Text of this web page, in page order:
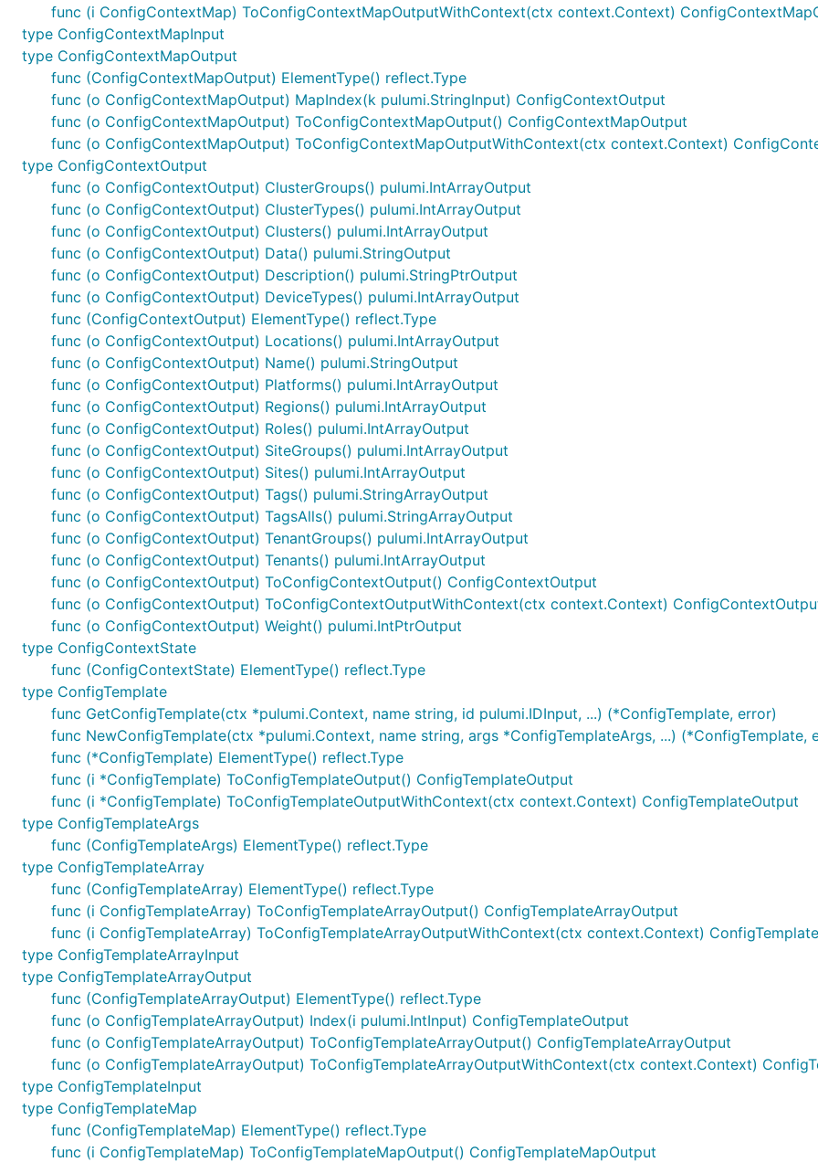
func (i ConfigContextMap) ToConfigContextMapOutputWithContext(ctx context.Context)
type ConfigContextMapInput
type ConfigContextMapOutput
func (ConfigContextMapOutput) ElementType() reflect.Type
func (o ConfigContextMapOutput) MapIndex(k pulumi.StringInput) ConfigContextOutput
func (o ConfigContextMapOutput) ToConfigContextMapOutput() ConfigContextMapOutput
func (o ConfigContextMapOutput) ToConfigContextMapOutputWithContext(ctx context.Context)
type ConfigContextOutput
func (o ConfigContextOutput) ClusterGroups() pulumi.IntArrayOutput
func (o ConfigContextOutput) ClusterTypes() pulumi.IntArrayOutput
func (o ConfigContextOutput) Clusters() pulumi.IntArrayOutput
func (o ConfigContextOutput) Data() pulumi.StringOutput
func (o ConfigContextOutput) Description() pulumi.StringPtrOutput
func (o ConfigContextOutput) DeviceTypes() pulumi.IntArrayOutput
func (ConfigContextOutput) ElementType() reflect.Type
func (o ConfigContextOutput) Locations() pulumi.IntArrayOutput
func (o ConfigContextOutput) Name() pulumi.StringOutput
func (o ConfigContextOutput) Platforms() pulumi.IntArrayOutput
func (o ConfigContextOutput) Regions() pulumi.IntArrayOutput
func (o ConfigContextOutput) Roles() pulumi.IntArrayOutput
func (o ConfigContextOutput) SiteGroups() pulumi.IntArrayOutput
func (o ConfigContextOutput) Sites() pulumi.IntArrayOutput
func (o ConfigContextOutput) Tags() pulumi.StringArrayOutput
func (o ConfigContextOutput) TagsAlls() pulumi.StringArrayOutput
func (o ConfigContextOutput) TenantGroups() pulumi.IntArrayOutput
func (o ConfigContextOutput) Tenants() pulumi.IntArrayOutput
func (o ConfigContextOutput) ToConfigContextOutput() ConfigContextOutput
func (o ConfigContextOutput) ToConfigContextOutputWithContext(ctx context.Context)
func (o ConfigContextOutput) Weight() pulumi.IntPtrOutput
type ConfigContextState
func (ConfigContextState) ElementType() reflect.Type
type ConfigTemplate
func GetConfigTemplate(ctx *pulumi.Context, name string, id pulumi.IDInput, ...) (*ConfigTemplate, error)
func NewConfigTemplate(ctx *pulumi.Context, name string, args *ConfigTemplateArgs, ...) (*ConfigTemplate,
func (*ConfigTemplate) ElementType() reflect.Type
func (i *ConfigTemplate) ToConfigTemplateOutput() ConfigTemplateOutput
func (i *ConfigTemplate) ToConfigTemplateOutputWithContext(ctx context.Context) ConfigTemplateOutput
type ConfigTemplateArgs
func (ConfigTemplateArgs) ElementType() reflect.Type
type ConfigTemplateArray
func (ConfigTemplateArray) ElementType() reflect.Type
func (i ConfigTemplateArray) ToConfigTemplateArrayOutput() ConfigTemplateArrayOutput
func (i ConfigTemplateArray) ToConfigTemplateArrayOutputWithContext(ctx context.Context)
type ConfigTemplateArrayInput
type ConfigTemplateArrayOutput
func (ConfigTemplateArrayOutput) ElementType() reflect.Type
func (o ConfigTemplateArrayOutput) Index(i pulumi.IntInput) ConfigTemplateOutput
func (o ConfigTemplateArrayOutput) ToConfigTemplateArrayOutput() ConfigTemplateArrayOutput
func (o ConfigTemplateArrayOutput) ToConfigTemplateArrayOutputWithContext(ctx context.Context)
type ConfigTemplateInput
type ConfigTemplateMap
func (ConfigTemplateMap) ElementType() reflect.Type
func (i ConfigTemplateMap) ToConfigTemplateMapOutput() ConfigTemplateMapOutput